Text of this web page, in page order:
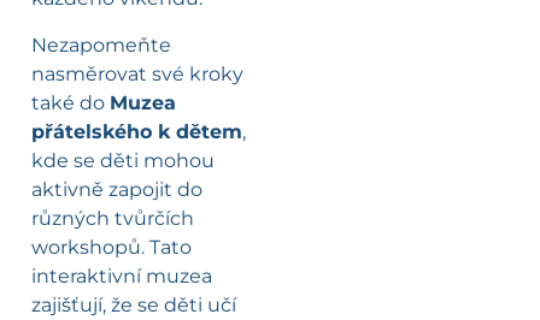
Nezapomeňte
nasměrovat své kroky
také do Muzea
přátelského k dětem,
kde se děti mohou
aktivně zapojit do
různých tvůrčích
workshopů. Tato
interaktivní muzea
zajišťují, že se děti učí